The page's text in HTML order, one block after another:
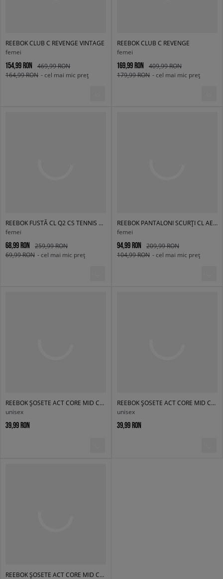
REEBOK CLUB C REVENGE VINTAGE
femei
154,99 RON
469,99 RON
164,99 RON - cel mai mic preț
REEBOK CLUB C REVENGE
femei
169,99 RON
409,99 RON
179,99 RON - cel mai mic preț
REEBOK FUSTĂ CL Q2 CS TENNIS SKIRT IN
femei
68,99 RON
259,99 RON
69,99 RON - cel mai mic preț
REEBOK PANTALONI SCURȚI CL AE SM LOGO SHORT
femei
94,99 RON
209,99 RON
104,99 RON - cel mai mic preț
REEBOK ȘOSETE ACT CORE MID CREW SOCK 3P
unisex
39,99 RON
REEBOK ȘOSETE ACT CORE MID CREW SOCK 3P
unisex
39,99 RON
REEBOK ȘOSETE ACT CORE MID CREW SOCK 3P